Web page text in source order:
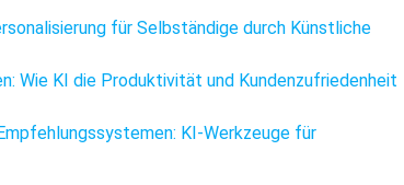
für Selbständige durch Künstliche
Wie KI die Produktivität und Kundenzufriedenheit
KI-Werkzeuge für